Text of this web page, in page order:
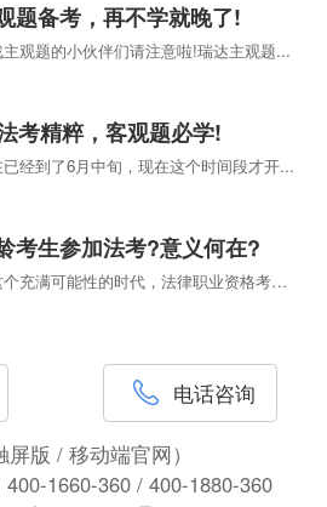
题备考，再不学就晚了!
观题的小伙伴们请注意啦!瑞达主观题...
考精粹，客观题必学!
经到了6月中旬，现在这个时间段才开...
考生参加法考?意义何在?
在这个充满可能性的时代，法律职业资格考试...
电话咨询
版 / 移动端官网）
1660-360 / 400-1880-360